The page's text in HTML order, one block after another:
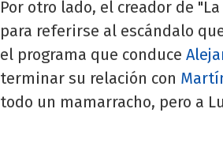
Por otro lado, el creador de
para referirse al escándalo
el programa que conduce
terminar su relación con
todo un mamarracho, pero a